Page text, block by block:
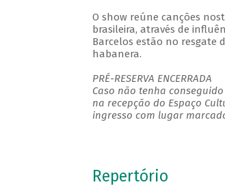
O show reúne canções
brasileira, através de
Barcelos estão no resgate
habanera.
PRÉ-RESERVA ENCERRADA
Caso não tenha
na recepção do Espaço
ingresso com lugar
Repertório